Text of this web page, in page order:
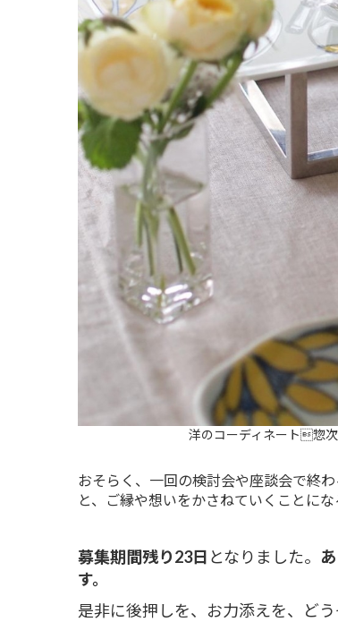
洋のコーディネート惣
おそらく、一回の検討会や座談会で終
と、ご縁や想いをかさねていくことに
募集期間残り23日 となりました。
す。
是非に後押しを、お力添えを、どう